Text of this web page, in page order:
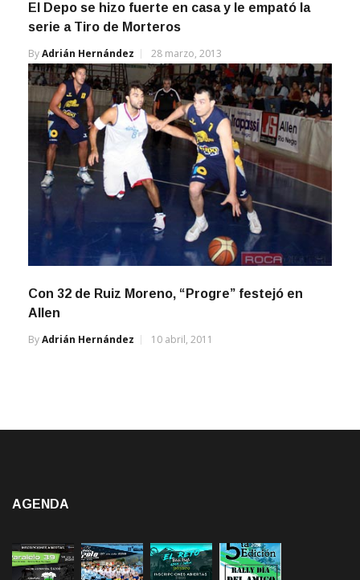
El Depo se hizo fuerte en casa y le empató la
serie a Tiro de Morteros
ByAdrián Hernández 28 marzo, 2013
Con 32 de Ruiz Moreno, “Progre” festejó en
Allen
ByAdrián Hernández 10 abril, 2011
AGENDA